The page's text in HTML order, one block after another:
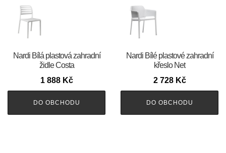
Nardi Bílá plastová zahradní
židle Costa
1 888 Kč
DO OBCHODU
Nardi Bílé plastové zahradní
křeslo Net
2 728 Kč
DO OBCHODU